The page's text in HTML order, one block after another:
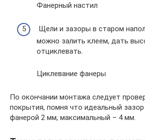
Фанерный настил
Щели и зазоры в старом
можно залить клеем, дать
отциклевать.
Циклевание фанеры
По окончании монтажа следует
покрытия, помня что идеальный
фанерой 2 мм, максимальный – 4 мм.